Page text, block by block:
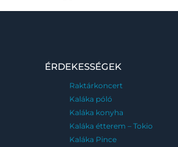
ÉRDEKESSÉGEK
Raktárkoncert
Kaláka póló
Kaláka konyha
Kaláka étterem – Tokio
Kaláka Pince